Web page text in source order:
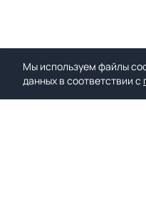
Мы используем файлы
данных в соответствии с